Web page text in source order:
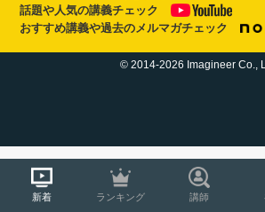
話題や人気の講義チェック
おすすめ講義や過去のメルマガチェック
© 2014-2026 Imagineer Co.,
新着 ランキング 講師